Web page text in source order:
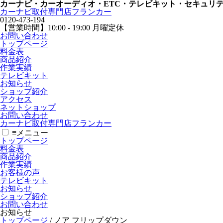
カーナビ・カーオーディオ・ETC・テレビキット・セキュリ
カーナビ取付専⾨店フランカー
0120-473-194
【営業時間】 10:00 - 19:00 月曜定休
お問い合わせ
トップページ
料金表
商品紹介
作業実績
テレビキット
お知らせ
ショップ紹介
アクセス
ネットショップ
お問い合わせ
カーナビ取付専⾨店フランカー
≡ メニュー
トップページ
料金表
商品紹介
作業実績
お客様の声
テレビキット
お知らせ
ショップ紹介
お問い合わせ
お知らせ
トップページ / ノア フリップダウン